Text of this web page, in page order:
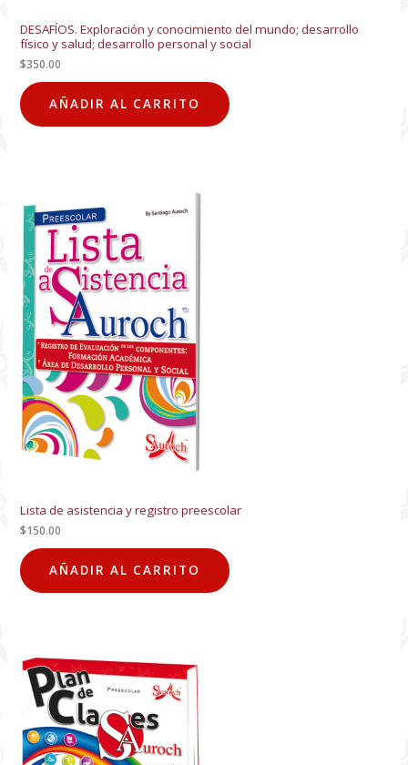
DESAFÍOS. Exploración y conocimiento del mundo; desarrollo
físico y salud; desarrollo personal y social
$350.00
AÑADIR AL CARRITO
Lista de asistencia y registro preescolar
$150.00
AÑADIR AL CARRITO